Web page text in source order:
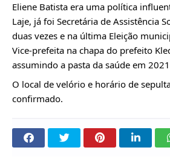
Eliene Batista era uma política
Laje, já foi Secretária de Assistência
duas vezes e na última Eleição
Vice-prefeita na chapa do prefeito
assumindo a pasta da saúde em
O local de velório e horário de
confirmado.